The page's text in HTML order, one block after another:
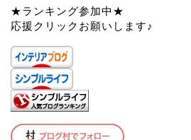
★ランキング参加中★
応援クリックお願いします♪